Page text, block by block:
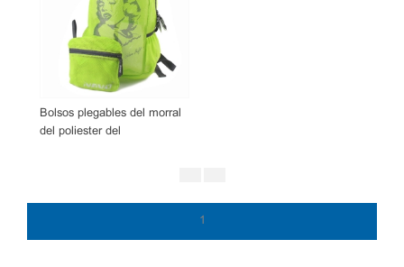
Bolsos plegables del morral
del poliester del
1